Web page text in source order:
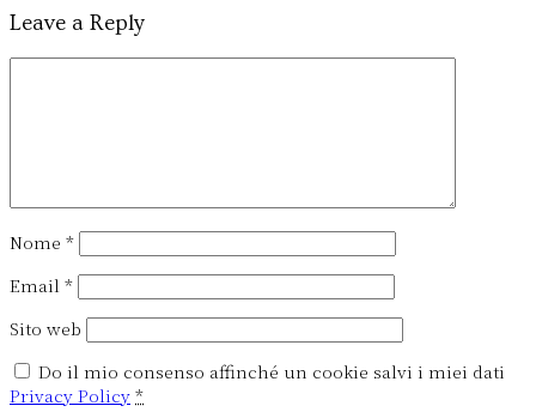
Leave a Reply
Nome *
Email *
Sito web
Do il mio consenso affinché un cookie salvi i miei dati
Privacy Policy *